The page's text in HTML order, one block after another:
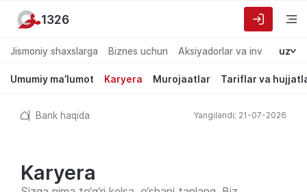
Jismoniy shaxslarga Biznes uchun Aksiyadorlar va investorlarga
uz
Umumiy ma’lumot Karyera Murojaatlar Tariflar va
1326
Bank haqida Yangilandi: 21-07-2026
Karyera